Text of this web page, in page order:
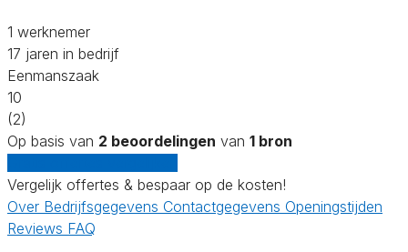
1 werknemer
17 jaren in bedrijf
Eenmanszaak
10
(2)
Op basis van 2 beoordelingen van 1 bron
Vergelijk offertes & bespaar op de kosten!
Over Bedrijfsgegevens Contactgegevens Openingstijden
Reviews FAQ